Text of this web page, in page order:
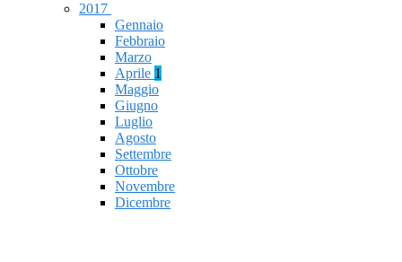
2017
Gennaio
Febbraio
Marzo
Aprile 1
Maggio
Giugno
Luglio
Agosto
Settembre
Ottobre
Novembre
Dicembre